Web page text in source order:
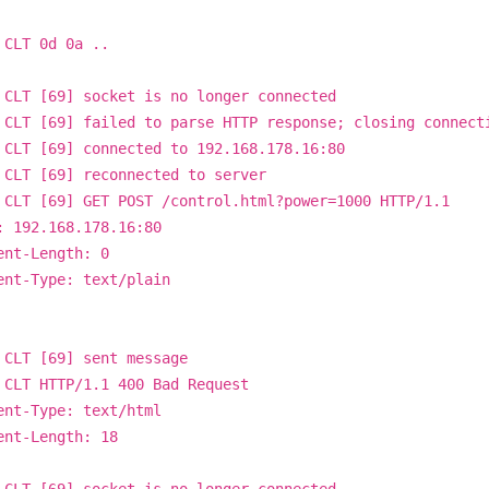
CLT 0d 0a ..
CLT [69] socket is no longer connected
CLT [69] failed to parse HTTP response; closing
CLT [69] connected to 192.168.178.16:80
CLT [69] reconnected to server
[69] GET POST /control.html?power=1000 HTTP/1.1
192.168.178.16:80
Length: 0
Type: text/plain
CLT [69] sent message
HTTP/1.1 400 Bad Request
Type: text/html
Length: 18